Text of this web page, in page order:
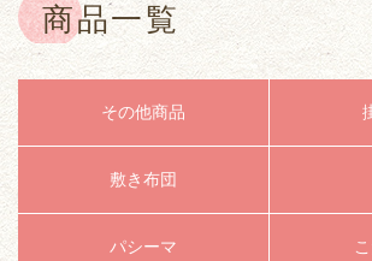
商品一覧
その他商品
敷き布団
パシーマ